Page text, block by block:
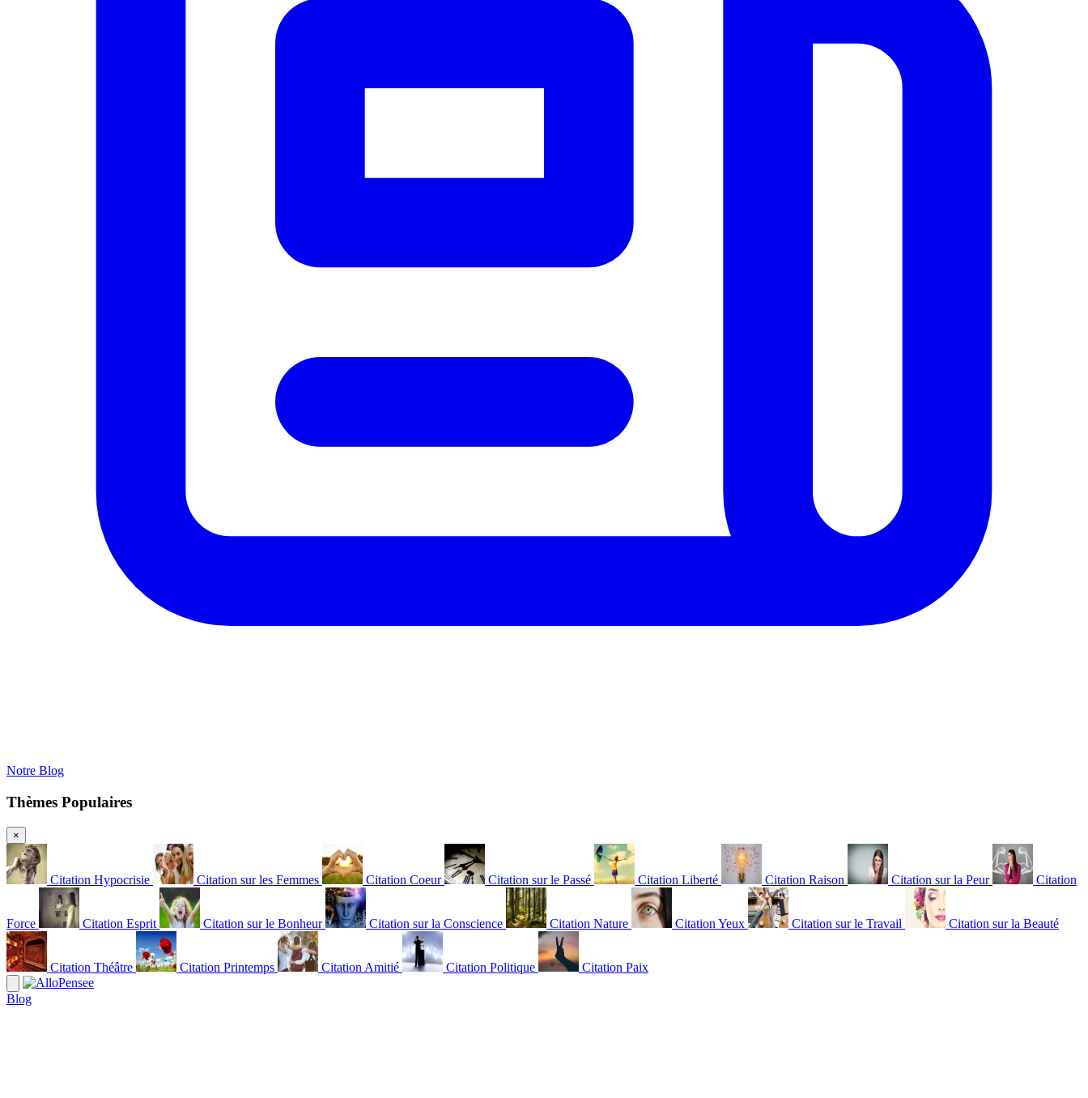
Notre Blog
Thèmes Populaires
×
Citation Hypocrisie Citation sur les Femmes Citation Coeur Citation sur le Passé Citation Liberté Citation Raison Citation sur la Peur Citation
Force Citation Esprit Citation sur le Bonheur Citation sur la Conscience Citation Nature Citation Yeux Citation sur le Travail Citation sur la Beauté
Citation Théâtre Citation Printemps Citation Amitié Citation Politique Citation Paix
Blog